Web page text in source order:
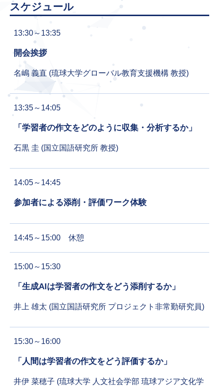
スケジュール
13:30～13:35
開会挨拶
名嶋 義直 (琉球大学グローバル教育支援機構 教授)
13:35～14:05
「学習者の作文をどのように収集・分析するか」
石黒 圭 (国立国語研究所 教授)
14:05～14:45
参加者による添削・評価ワーク体験
14:45～15:00 休憩
15:00～15:30
「生成AIは学習者の作文をどう添削するか」
井上 雄太 (国立国語研究所 プロジェクト非常勤研究員)
15:30～16:00
「人間は学習者の作文をどう評価するか」
井伊 菜穂子 (琉球大学 人文社会学部 琉球アジア文化学